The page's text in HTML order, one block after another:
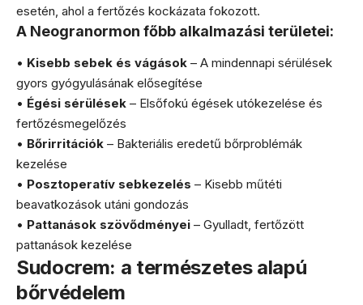
esetén, ahol a fertőzés kockázata fokozott.
A Neogranormon főbb alkalmazási területei:
• Kisebb sebek és vágások – A mindennapi sérülések
gyors gyógyulásának elősegítése
• Égési sérülések – Elsőfokú égések utókezelése és
fertőzésmegelőzés
• Bőrirritációk – Bakteriális eredetű bőrproblémák
kezelése
• Posztoperatív sebkezelés – Kisebb műtéti
beavatkozások utáni gondozás
• Pattanások szövődményei – Gyulladt, fertőzött
pattanások kezelése
Sudocrem: a természetes alapú
bőrvédelem